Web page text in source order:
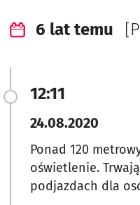
6 lat temu
12:11
24.08.2020
Ponad 120
oświetlenie.
podjazdach dla